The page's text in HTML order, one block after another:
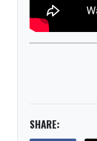
SHARE: